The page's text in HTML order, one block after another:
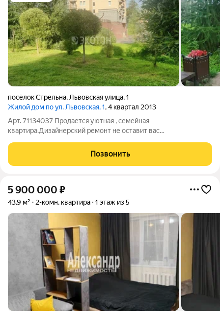
посёлок Стрельна, Львовская улица,1
Жилой дом по ул. Львовская, 1, 4 квартал 2013
Арт. 71134037 Продается уютная , семейная
квартира.Дизайнерский ремонт не оставит вас
материалами. Входная дверь Gerda , межкомнатные- массив
дуба. Техника: холодильник Либхер, второй холодильник
Позвонить
5 900 000 ₽
43,9 м² 2-комн. квартира 1 этаж из 5